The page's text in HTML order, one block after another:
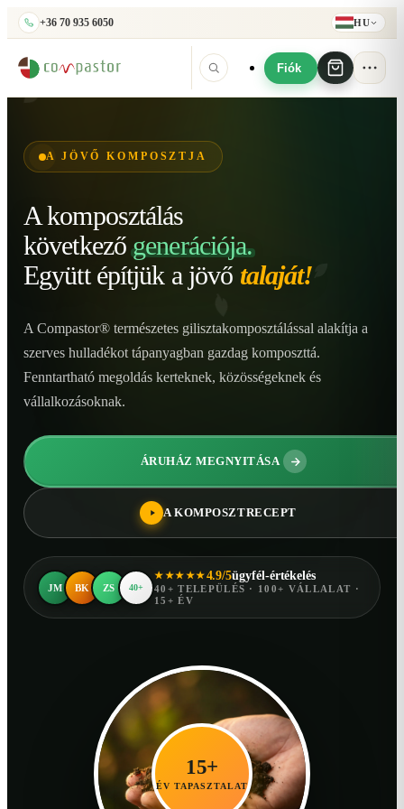
+36 70 935 6050 HU
Fiók
A JÖVŐ KOMPOSZTJA
A komposztálás
következő generációja.
Együtt építjük a jövő talaját!
A Compastor® természetes gilisztakomposztálással alakítja a
szerves hulladékot tápanyagban gazdag komposzttá.
Fenntartható megoldás kerteknek, közösségeknek és
vállalkozásoknak.
ÁRUHÁZ MEGNYITÁSA
A KOMPOSZTRECEPT
JM BK ZS 40+
★★★★★4.9/5ügyfél-értékelés
40+ TELEPÜLÉS · 100+ VÁLLALAT ·
15+ ÉV
15+
ÉV TAPASZTALAT